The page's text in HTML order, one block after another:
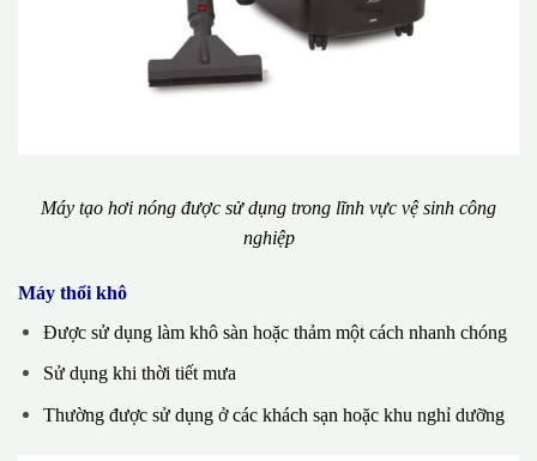
Máy tạo hơi nóng được sử dụng trong lĩnh vực vệ sinh công
nghiệp
Máy thổi khô
Được sử dụng làm khô sàn hoặc thảm một cách nhanh chóng
Sử dụng khi thời tiết mưa
Thường được sử dụng ở các khách sạn hoặc khu nghỉ dưỡng